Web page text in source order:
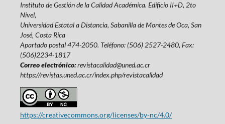
Instituto de Gestión de la Calidad Académica. Edificio II+D, 2to
Nivel,
Universidad Estatal a Distancia, Sabanilla de Montes de Oca, San
José‚ Costa Rica
Apartado postal 474-2050. Teléfono: (506) 2527-2480, Fax:
(506)2234-1817
Correo electrónico:revistacalidad@uned.ac.cr
https://revistas.uned.ac.cr/index.php/revistacalidad
https://creativecommons.org/licenses/by-nc/4.0/